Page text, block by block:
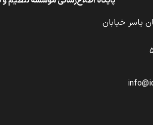
یاسر خیابان